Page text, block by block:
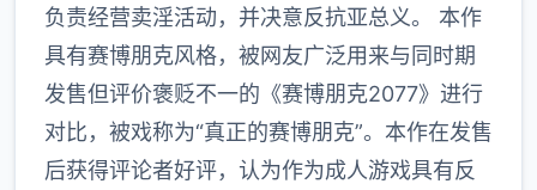
负责经营卖淫活动，并决意反抗亚总义。 本作
具有赛博朋克风格，被网友广泛用来与同时期
发售但评价褒贬不一的《赛博朋克2077》进行
对比，被戏称为“真正的赛博朋克”。本作在发售
后获得评论者好评，认为作为成人游戏具有反